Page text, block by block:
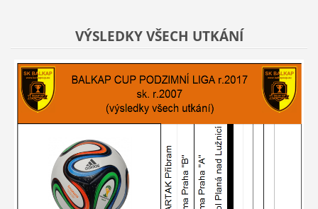
VÝSLEDKY VŠECH UTKÁNÍ